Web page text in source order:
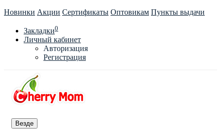
Новинки Акции Сертификаты Оптовикам Пункты выдачи
Закладки0
Личный кабинет
Авторизация
Регистрация
Везде